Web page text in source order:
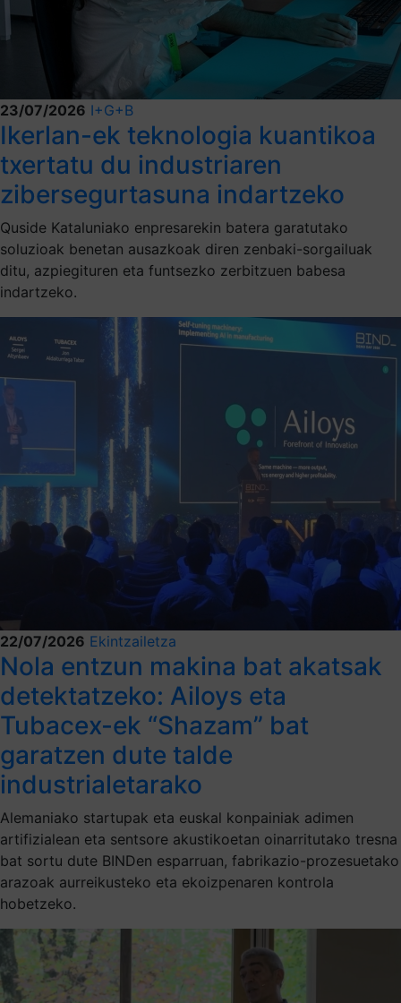
23/07/2026 I+G+B
Ikerlan-ek teknologia kuantikoa
txertatu du industriaren
zibersegurtasuna indartzeko
Quside Kataluniako enpresarekin batera garatutako
soluzioak benetan ausazkoak diren zenbaki-sorgailuak
ditu, azpiegituren eta funtsezko zerbitzuen babesa
indartzeko.
22/07/2026 Ekintzailetza
Nola entzun makina bat akatsak
detektatzeko: Ailoys eta
Tubacex-ek “Shazam” bat
garatzen dute talde
industrialetarako
Alemaniako startupak eta euskal konpainiak adimen
artifizialean eta sentsore akustikoetan oinarritutako tresna
bat sortu dute BINDen esparruan, fabrikazio-prozesuetako
arazoak aurreikusteko eta ekoizpenaren kontrola
hobetzeko.